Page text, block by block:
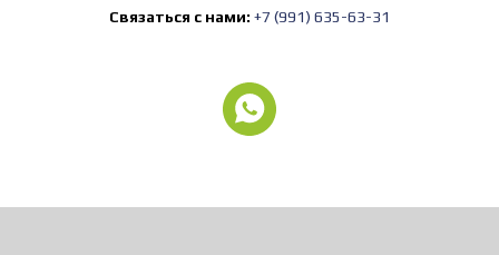
Связаться с нами: +7 (991) 635-63-31